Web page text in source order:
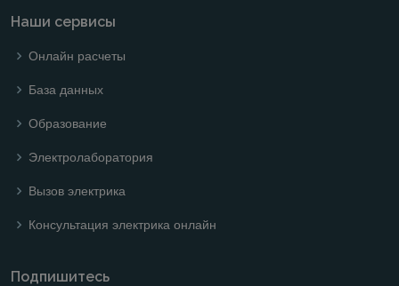
Наши сервисы
Онлайн расчеты
База данных
Образование
Электролаборатория
Вызов электрика
Консультация электрика онлайн
Подпишитесь